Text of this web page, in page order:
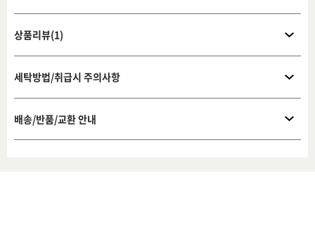
상품리뷰(1)
세탁방법/취급시 주의사항
배송/반품/교환 안내